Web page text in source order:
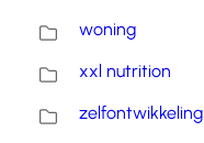
woning
xxl nutrition
zelfontwikkeling